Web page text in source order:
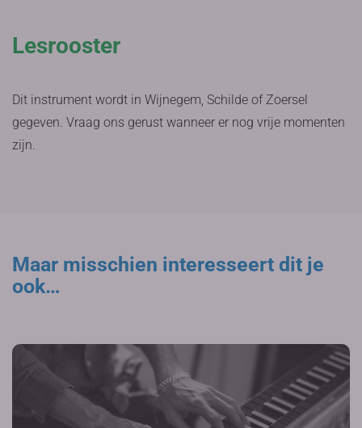
Lesrooster
Dit instrument wordt in Wijnegem, Schilde of Zoersel
gegeven. Vraag ons gerust wanneer er nog vrije momenten
zijn.
Maar misschien interesseert dit je
ook…